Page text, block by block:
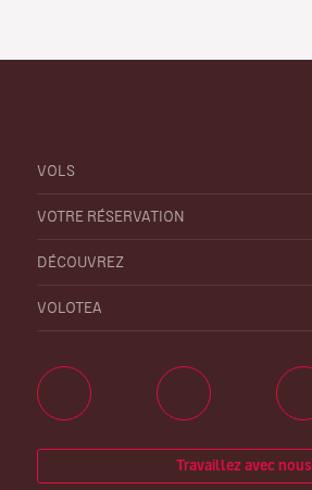
VOLS
VOTRE RÉSERVATION
DÉCOUVREZ
VOLOTEA
Travaillez avec nous